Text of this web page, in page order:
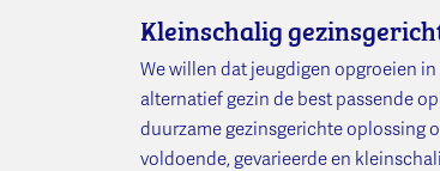
Kleinschalig
We willen dat jeugdigen opgroeien
alternatief gezin de best passende
duurzame gezinsgerichte oplossing
voldoende, gevarieerde en